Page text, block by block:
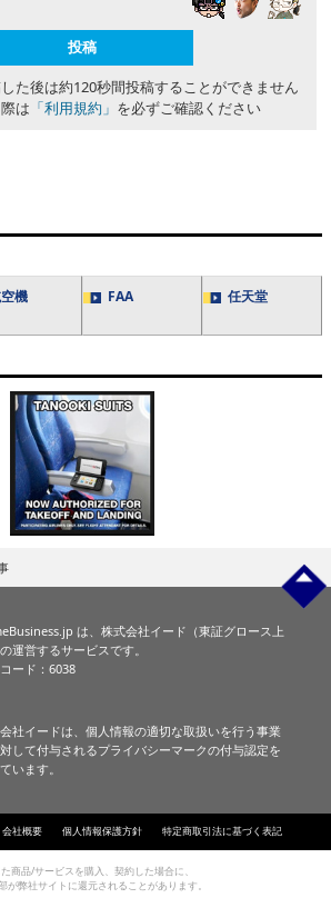
た後は約120秒間投稿することができません
は 「利用規約」 を必ずご確認ください
機 FAA 任天堂
は、株式会社イード（東証グロース上
運営するサービスです。
ード：6038
社イードは、個人情報の適切な取扱いを行う事業
して付与されるプライバシーマークの付与認定を
います。
会社概要 個人情報保護方針 特定商取引法に基づく表記
商品/サービスを購入、契約した場合に、
が弊社サイトに還元されることがあります。